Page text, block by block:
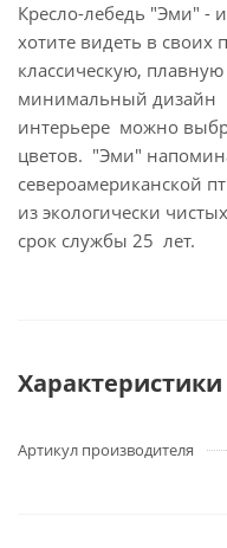
Кресло-лебедь "Эми" -
хотите видеть в
классическую,
минимальный дизайн
интерьере можно
цветов. "Эми"
североамериканской
из экологически
срок службы 25 лет.
Характеристики
Артикул производителя